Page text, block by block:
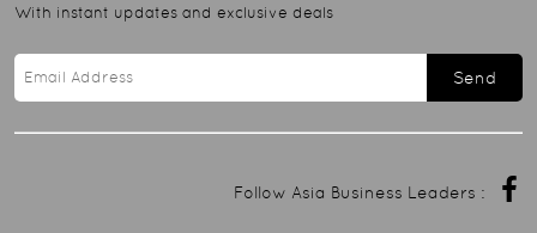
With instant updates and exclusive deals
Send
Follow Asia Business Leaders :